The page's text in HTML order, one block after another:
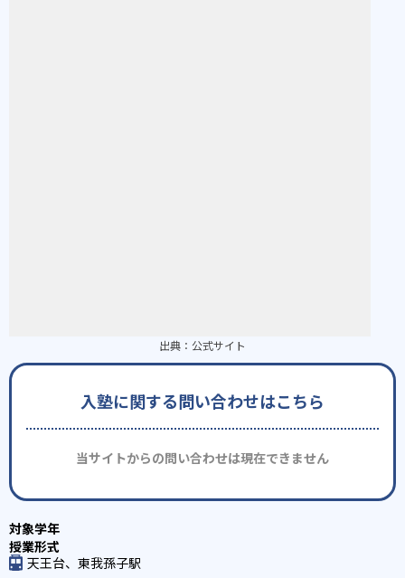
出典： 公式サイト
入塾に関する問い合わせはこちら
当サイトからの問い合わせは現在できません
天王台、東我孫子駅